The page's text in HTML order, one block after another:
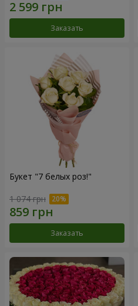
Заказать
Букет "7 белых роз!"
1 074 грн
Заказать